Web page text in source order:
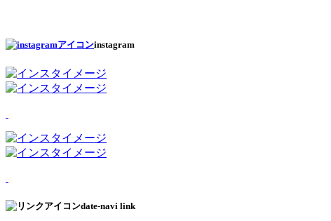
instagram
date-navi link